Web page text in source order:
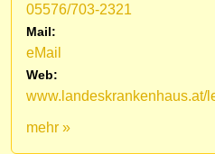
05576/703-2321
Mail:
eMail
Web:
mehr »